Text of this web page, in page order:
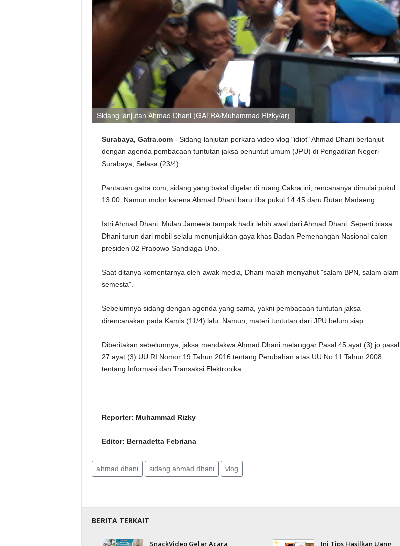
Sidang lanjutan Ahmad Dhani (GATRA/Muhammad Rizky/ar)
Surabaya, Gatra.com- Sidang lanjutan perkara video vlog "idiot" Ahmad Dhani berlanjut
dengan agenda pembacaan tuntutan jaksa penuntut umum (JPU) di Pengadilan Negeri
Surabaya, Selasa (23/4).
Pantauan gatra.com, sidang yang bakal digelar di ruang Cakra ini, rencananya dimulai pukul
13.00. Namun molor karena Ahmad Dhani baru tiba pukul 14.45 daru Rutan Madaeng.
Istri Ahmad Dhani, Mulan Jameela tampak hadir lebih awal dari Ahmad Dhani. Seperti biasa
Dhani turun dari mobil selalu menunjukkan gaya khas Badan Pemenangan Nasional calon
presiden 02 Prabowo-Sandiaga Uno.
Saat ditanya komentarnya oleh awak media, Dhani malah menyahut "salam BPN, salam alam
semesta".
Sebelumnya sidang dengan agenda yang sama, yakni pembacaan tuntutan jaksa
direncanakan pada Kamis (11/4) lalu. Namun, materi tuntutan dari JPU belum siap.
Diberitakan sebelumnya, jaksa mendakwa Ahmad Dhani melanggar Pasal 45 ayat (3) jo pasal
27 ayat (3) UU RI Nomor 19 Tahun 2016 tentang Perubahan atas UU No.11 Tahun 2008
tentang Informasi dan Transaksi Elektronika.
Reporter: Muhammad Rizky
Editor: Bernadetta Febriana
ahmad dhani sidang ahmad dhani vlog
BERITA TERKAIT
SnackVideo Gelar Acara
Ini Tips Hasilkan Uang